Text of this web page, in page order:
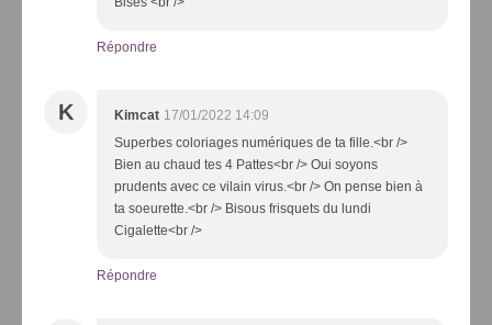
Répondre
K Kimcat 17/01/2022 14:09
Superbes coloriages numériques de ta fille.<br />
Bien au chaud tes 4 Pattes<br /> Oui soyons
prudents avec ce vilain virus.<br /> On pense bien à
ta soeurette.<br /> Bisous frisquets du lundi
Cigalette<br />
Répondre